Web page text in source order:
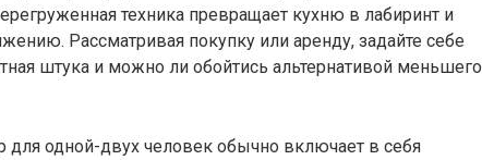
техника превращает кухню в лабиринт и
Рассматривая покупку или аренду, задайте себе
штука и можно ли обойтись альтернативой меньшего
одной-двух человек обычно включает в себя